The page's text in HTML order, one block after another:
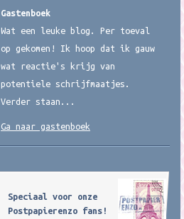
Gastenboek
Wat een leuke blog. Per toeval
op gekomen! Ik hoop dat ik gauw
wat reactie's krijg van
potentiele schrijfmaatjes.
Verder staan...
Ga naar gastenboek
Speciaal voor onze
Postpapierenzo fans!